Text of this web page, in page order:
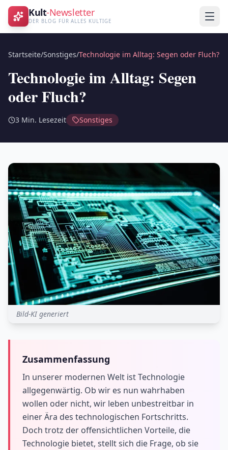
Kult-Newsletter
DER BLOG FÜR ALLES KULTIGE
Startseite/Sonstiges/Technologie im Alltag: Segen oder Fluch?
Technologie im Alltag: Segen
oder Fluch?
3 Min. Lesezeit Sonstiges
Bild-KI generiert
Zusammenfassung
In unserer modernen Welt ist Technologie
allgegenwärtig. Ob wir es nun wahrhaben
wollen oder nicht, wir leben unbestreitbar in
einer Ära des technologischen Fortschritts.
Doch trotz der offensichtlichen Vorteile, die
Technologie bietet, stellt sich die Frage, ob sie